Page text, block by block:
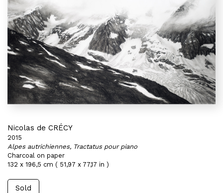
Nicolas de CRÉCY
2015
Alpes autrichiennes, Tractatus pour piano
Charcoal on paper
132 x 196,5 cm ( 51,97 x 77,17 in )
Sold